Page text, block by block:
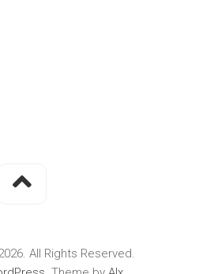
All Rights Reserved.